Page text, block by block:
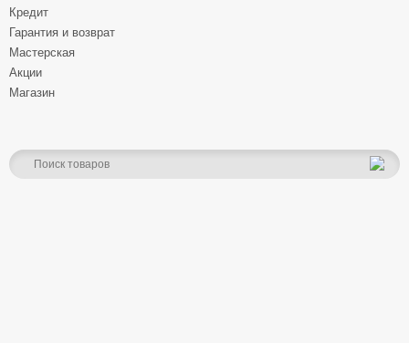
Кредит
Гарантия и возврат
Мастерская
Акции
Магазин